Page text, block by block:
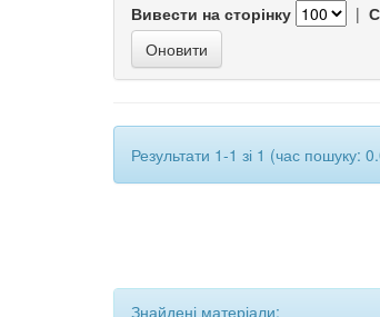
Вивести на сторінку |
Результати 1-1 зі 1 (час пошуку:
Знайдені матеріали: